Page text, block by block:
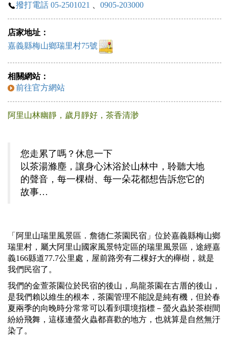
撥打電話 05-2501021
0905-203000
店家地址：
嘉義縣梅山鄉瑞里村75號
相關網站：
前往官方網站
阿里山林幽靜，歲月靜好，茶香清渺
您走累了嗎？休息一下
以茶湯滌塵，讓身心沐浴於山林中，聆聽大地
的聲音，每一棵樹、每一朵花都想告訴您它的
故事…
「阿里山瑞里風景區．詹德仁茶園民宿」位於嘉義縣梅山鄉
瑞里村，屬大阿里山國家風景特定區的瑞里風景區，途經嘉
義166縣道77.7公里處，屋前路旁有二棵好大的櫸樹，就是
我們民宿了。
我們的金萱茶園位於民宿的後山，烏龍茶園在古厝的後山，
是我們賴以維生的根本，茶園管理不能說是純有機，但於春
夏兩季的向晚時分常常可以看到環境指標－螢火蟲於茶樹間
紛紛飛舞，這樣連螢火蟲都喜歡的地方，也就算是自然無汙
染了。